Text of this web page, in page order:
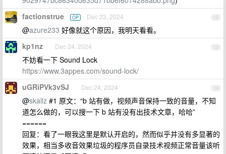
12
factionstrue OP Dec 23, 2024
@azure233 好像就这个原因，我明天看看。
13
kp1nz Dec 24, 2024
不妨看一下 Sound Lock
https://www.3appes.com/sound-lock/
14
uGRiPVk3vSJ Dec 24, 2024
@skallz #1 原文：“b 站有做，视频声音保持一致的音量，不知
道怎么做的，可以搜一下 b 站有没有出技术文章，哈哈”
======
回复：看了一眼我这里是默认开启的，然而似乎并没有多显著的
效果，相当多收音效果垃圾的程序员自录技术视频正常音量该听